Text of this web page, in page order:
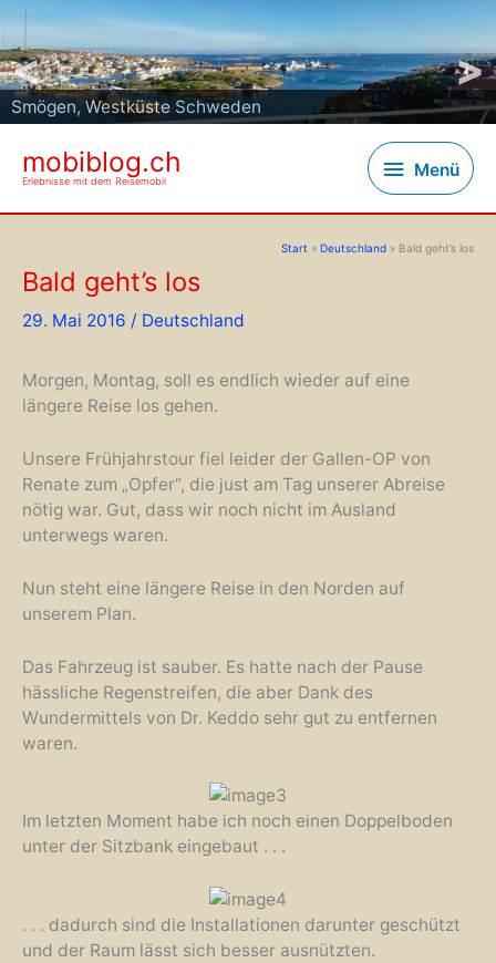
Smögen, Westküste Schweden
Insel Väderoana (Wetterinseln), Schweden
< >
mobiblog.ch
Erlebnisse mit dem Reisemobil
Menü
Menü
Start Deutschland Bald geht’s los
Bald geht’s los
29. Mai 2016 / Deutschland
Morgen, Montag, soll es endlich wieder auf eine
längere Reise los gehen.
Unsere Frühjahrstour fiel leider der Gallen-OP von
Renate zum „Opfer“, die just am Tag unserer Abreise
nötig war. Gut, dass wir noch nicht im Ausland
unterwegs waren.
Nun steht eine längere Reise in den Norden auf
unserem Plan.
Das Fahrzeug ist sauber. Es hatte nach der Pause
hässliche Regenstreifen, die aber Dank des
Wundermittels von Dr. Keddo sehr gut zu entfernen
waren.
Im letzten Moment habe ich noch einen Doppelboden
unter der Sitzbank eingebaut . . .
. . . dadurch sind die Installationen darunter geschützt
und der Raum lässt sich besser ausnützten.